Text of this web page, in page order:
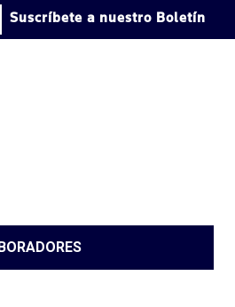
Suscríbete a nuestro Boletín